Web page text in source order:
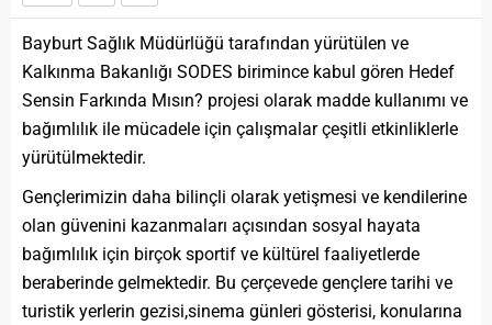
Bayburt Sağlık Müdürlüğü tarafından yürütülen ve
Kalkınma Bakanlığı SODES birimince kabul gören Hedef
Sensin Farkında Mısın? projesi olarak madde kullanımı ve
bağımlılık ile mücadele için çalışmalar çeşitli etkinliklerle
yürütülmektedir.
Gençlerimizin daha bilinçli olarak yetişmesi ve kendilerine
olan güvenini kazanmaları açısından sosyal hayata
bağımlılık için birçok sportif ve kültürel faaliyetlerde
beraberinde gelmektedir. Bu çerçevede gençlere tarihi ve
turistik yerlerin gezisi,sinema günleri gösterisi, konularına